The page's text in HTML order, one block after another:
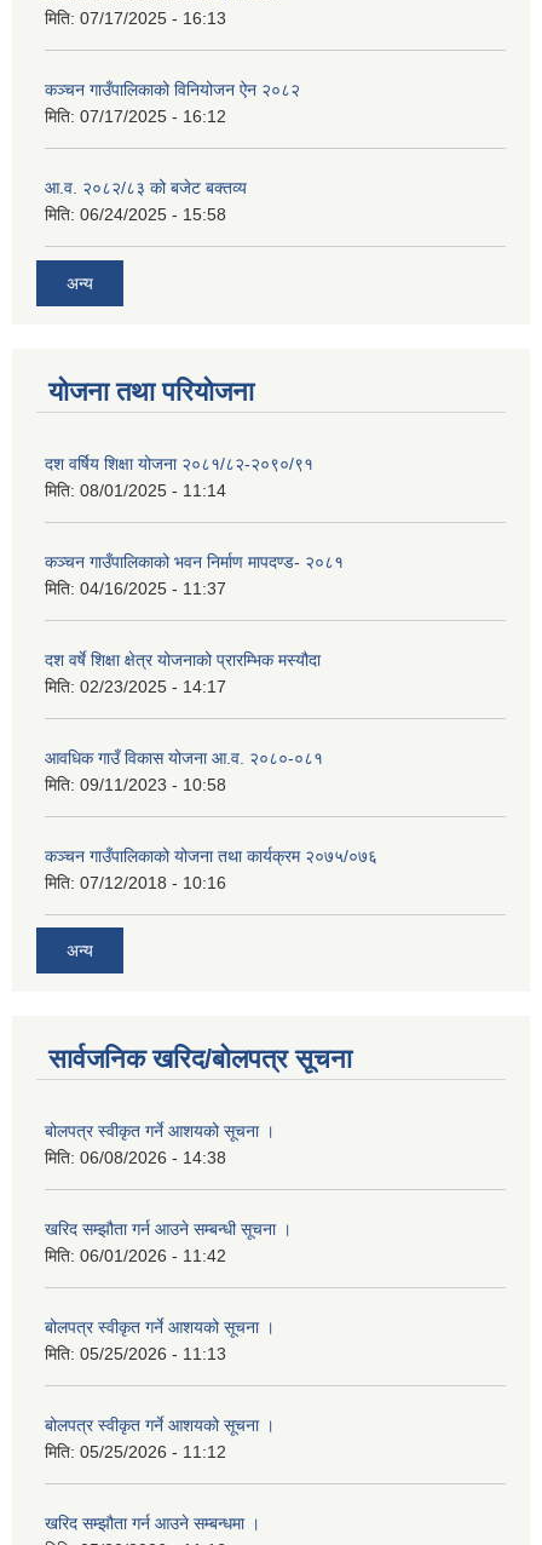
मिति: 07/17/2025 - 16:13
कञ्‍चन गाउँपालिकाको विनियोजन ऐन २०८२
मिति: 07/17/2025 - 16:12
आ.व. २०८२/८३ को बजेट बक्तव्य
मिति: 06/24/2025 - 15:58
अन्य
योजना तथा परियोजना
दश वर्षिय शिक्षा योजना २०८१/८२-२०९०/९१
मिति: 08/01/2025 - 11:14
कञ्‍चन गाउँपालिकाको भवन निर्माण मापदण्ड- २०८१
मिति: 04/16/2025 - 11:37
दश वर्षे शिक्षा क्षेत्र योजनाको प्रारम्भिक मस्यौदा
मिति: 02/23/2025 - 14:17
आवधिक गाउँ विकास योजना आ.व. २०८०-०८१
मिति: 09/11/2023 - 10:58
कञ्चन गाउँपालिकाको योजना तथा कार्यक्रम २०७५/०७६
मिति: 07/12/2018 - 10:16
अन्य
सार्वजनिक खरिद/बोलपत्र सूचना
बोलपत्र स्वीकृत गर्ने आशयको सूचना ।
मिति: 06/08/2026 - 14:38
खरिद सम्झौता गर्न आउने सम्बन्धी सूचना ।
मिति: 06/01/2026 - 11:42
बोलपत्र स्वीकृत गर्ने आशयको सूचना ।
मिति: 05/25/2026 - 11:13
बोलपत्र स्वीकृत गर्ने आशयको सूचना ।
मिति: 05/25/2026 - 11:12
खरिद सम्झौता गर्न आउने सम्बन्धमा ।